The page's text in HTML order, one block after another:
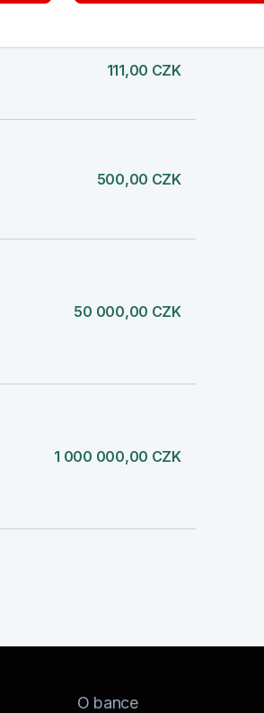
111,00 CZK
500,00 CZK
50 000,00 CZK
1 000 000,00 CZK
O bance